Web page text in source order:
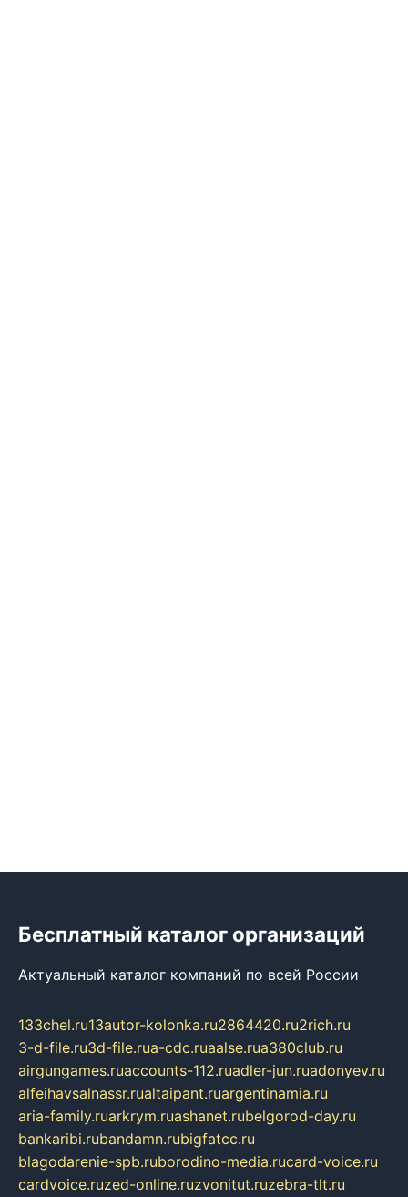
Бесплатный каталог организаций
Актуальный каталог компаний по всей России
133chel.ru13autor-kolonka.ru2864420.ru2rich.ru
3-d-file.ru3d-file.rua-cdc.ruaalse.rua380club.ru
airgungames.ruaccounts-112.ruadler-jun.ruadonyev.ru
alfeihavsalnassr.rualtaipant.ruargentinamia.ru
aria-family.ruarkrym.ruashanet.rubelgorod-day.ru
bankaribi.rubandamn.rubigfatcc.ru
blagodarenie-spb.ruborodino-media.rucard-voice.ru
cardvoice.ruzed-online.ruzvonitut.ruzebra-tlt.ru